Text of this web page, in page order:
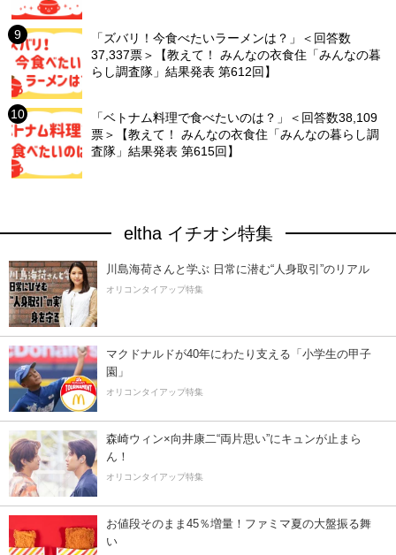
「ズバリ！今食べたいラーメンは？」＜回答数
37,337票＞【教えて！ みんなの衣食住「みんなの暮
らし調査隊」結果発表 第612回】
「ベトナム料理で食べたいのは？」＜回答数38,109
票＞【教えて！ みんなの衣食住「みんなの暮らし調
査隊」結果発表 第615回】
eltha イチオシ特集
川島海荷さんと学ぶ 日常に潜む“人身取引”のリアル
オリコンタイアップ特集
マクドナルドが40年にわたり支える「小学生の甲子
園」
オリコンタイアップ特集
森崎ウィン×向井康二“両片思い”にキュンが止まら
ん！
オリコンタイアップ特集
お値段そのまま45％増量！ファミマ夏の大盤振る舞
い